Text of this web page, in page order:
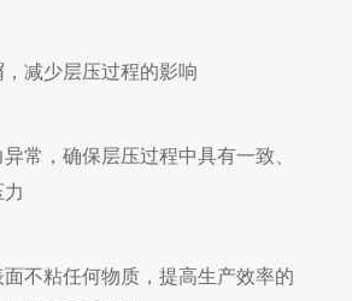
减少层压过程的影响
常，确保层压过程中具有一致、
不粘任何物质，提高生产效率的